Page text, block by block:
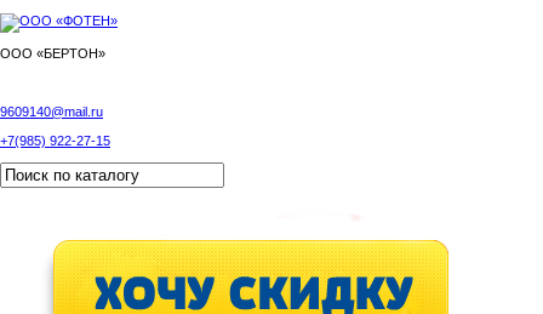
ООО «БЕРТОН»
9609140@mail.ru
+7(985) 922-27-15